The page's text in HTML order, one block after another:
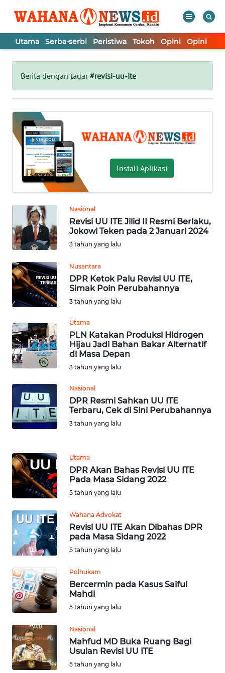
Utama Serba-serbi Peristiwa Tokoh Opini Opini
Berita dengan tagar#revisi-uu-ite
Install Aplikasi
Nasional
Revisi UU ITE Jilid II Resmi Berlaku,
Jokowi Teken pada 2 Januari 2024
3 tahun yang lalu
Nusantara
DPR Ketok Palu Revisi UU ITE,
Simak Poin Perubahannya
3 tahun yang lalu
Utama
PLN Katakan Produksi Hidrogen
Hijau Jadi Bahan Bakar Alternatif
di Masa Depan
3 tahun yang lalu
Nasional
DPR Resmi Sahkan UU ITE
Terbaru, Cek di Sini Perubahannya
3 tahun yang lalu
Utama
DPR Akan Bahas Revisi UU ITE
Pada Masa Sidang 2022
5 tahun yang lalu
Wahana Advokat
Revisi UU ITE Akan Dibahas DPR
pada Masa Sidang 2022
5 tahun yang lalu
Polhukam
Bercermin pada Kasus Saiful
Mahdi
5 tahun yang lalu
Nasional
Mahfud MD Buka Ruang Bagi
Usulan Revisi UU ITE
5 tahun yang lalu
Tutup
UTAMA
SERBA-
SERBI
PERISTIWA
TOKOH
OPINI
OPINI
Informasi
INDEKS
BERITA
KONTAK
KAMI
IKLAN
TENTANG
KAMI
MEDIA
SIBER
REDAKSI
KARIR
DISCLAIMER
Wahana
News
Regional
SUMUT
WN
JAKARTA